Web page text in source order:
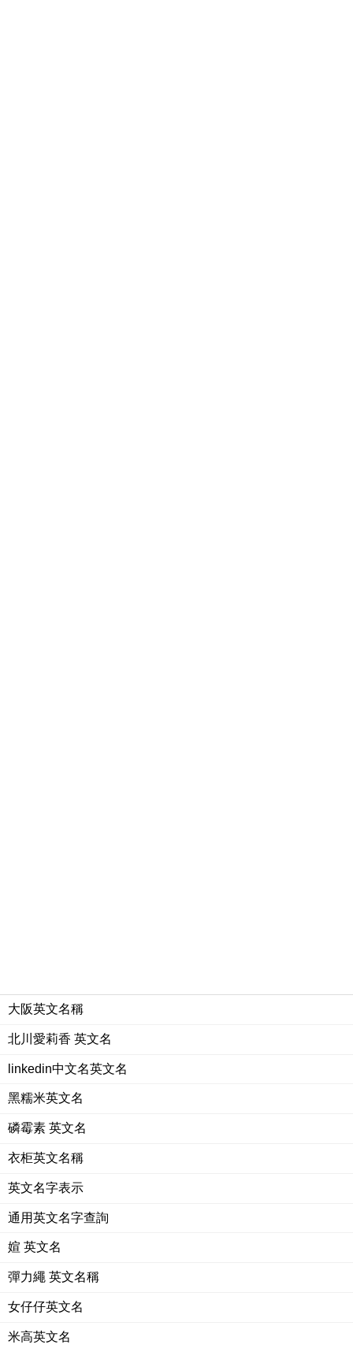
大阪英文名稱
北川愛莉香 英文名
linkedin中文名英文名
黑糯米英文名
磷霉素 英文名
衣柜英文名稱
英文名字表示
通用英文名字查詢
媗 英文名
彈力繩 英文名稱
女仔仔英文名
米高英文名